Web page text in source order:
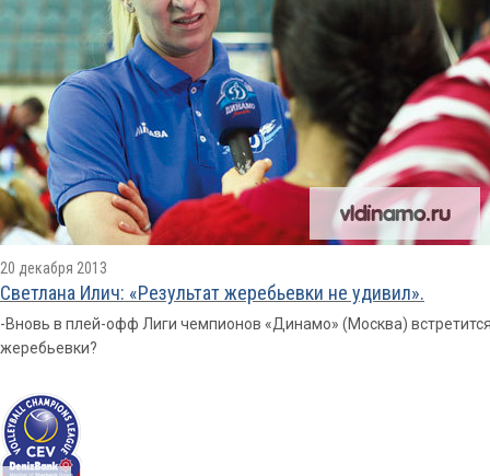
20 декабря 2013
Cветлана Илич: «Результат жеребьевки не удивил».
-Вновь в плей-офф Лиги чемпионов «Динамо» (Москва)
жеребьевки?